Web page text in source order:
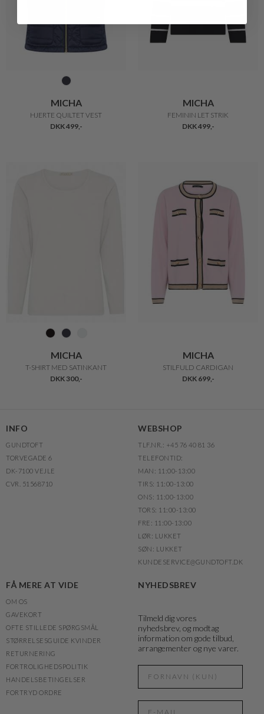
MICHA
HJERTE QUILTET VEST
DKK 499,-
MICHA
FEMININ LET STRIK
DKK 499,-
MICHA
T-SHIRT MED SATINKANT
DKK 300,-
MICHA
STILFULD CARDIGAN
DKK 699,-
INFO
GUNDTOFT
TORVEGADE 6
DK-7100 VEJLE
CVR. 51568710
WEBSHOP
TLF.NR.: +45 76 40 81 36
TELEFONTID:
MAN: 11:00-13:00
TIRS: 11:00-13:00
ONS: 11:00-13:00
TORS: 11:00-13:00
FRE: 11:00-13:00
LØR: LUKKET
SØN: LUKKET
KUNDESERVICE@GUNDTOFT.DK
FÅ MERE AT VIDE
OM OS
GAVEKORT
OFTE STILLEDE SPØRGSMÅL
STØRRELSESGUIDE KVINDER
RETURNERING
FORTROLIGHEDSPOLITIK
HANDELSBETINGELSER
FORTRYD ORDRE
NYHEDSBREV
Tilmeld dig vores
nyhedsbrev, og modtag
information om gode tilbud,
arrangementer og nye varer.